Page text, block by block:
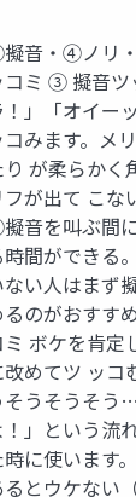
音・④ノリ
コミ ③ 擬音ツ
！」「オイー
コみます。メ
り が柔らか
フが出て こな
音を叫ぶ間
時間ができる
ない人はまず
るのがおすす
ミ ボケを肯定
改めてツ ッコ
そうそうそう
！」という流
時に使います
るとウケない